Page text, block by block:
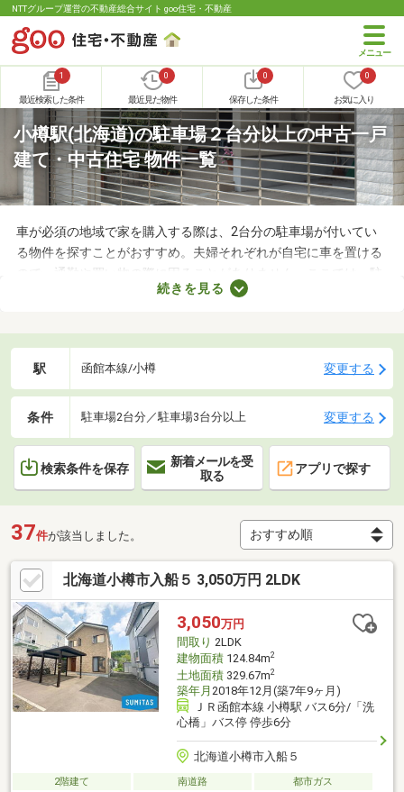
NTTグループ運営の不動産総合サイト goo住宅・不動産
1
最近検索した条件
0
最近見た物件
0
保存した条件
0
お気に入り
小樽駅(北海道)の駐車場２台分以上の中古一戸
建て・中古住宅 物件一覧
車が必須の地域で家を購入する際は、2台分の駐車場が付いてい
る物件を探すことがおすすめ。夫婦それぞれが自宅に車を置ける
ので、通勤や買い物の際に困ることがありません。ここでは、駐
車場2台分以上を備えている中古の一戸建てを紹介します。物件
トをチェックしましょう。
続きを見る
駅 函館本線/小樽 変更する
条件 駐車場2台分／駐車場3台分以上 変更する
検索条件を保存
新着メールを受
取る
アプリで探す
37件が該当しました。
北海道小樽市入船５ 3,050万円 2LDK
3,050万円
間取り 2LDK
建物面積124.84m2
土地面積329.67m2
築年月 2018年12月(築7年9ヶ月)
ＪＲ函館本線 小樽駅 バス6分/「洗
心橋」バス停 停歩6分
北海道小樽市入船５
2階建て 南道路
都市ガス